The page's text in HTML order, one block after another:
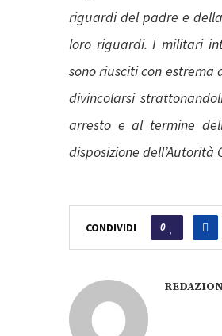
riguardi del padre e
loro riguardi. I militari
sono riusciti con
divincolarsi
arresto e al termine
disposizione dell’Autorità
CONDIVIDI 0